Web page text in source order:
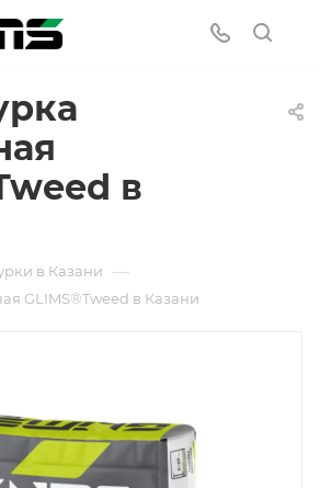
в
в Казани —
GLIMS®Tweed в Казани